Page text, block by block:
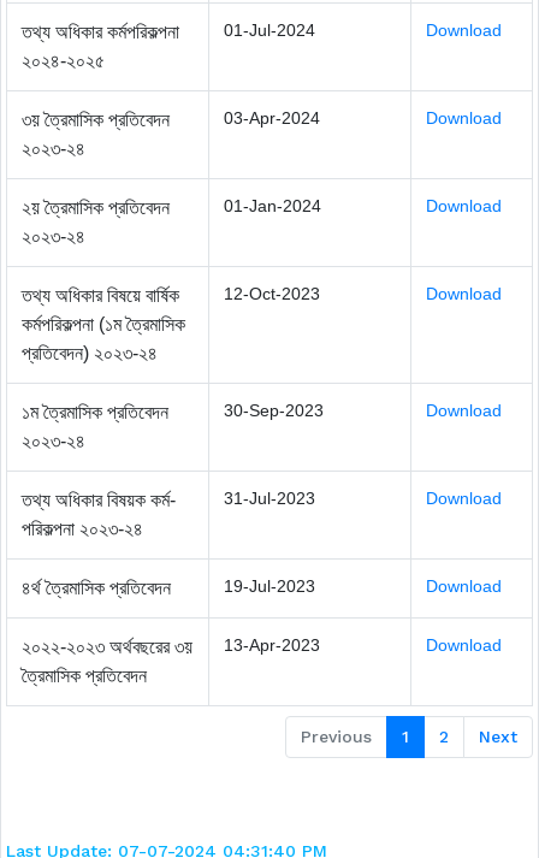
তথ্য অধিকার কর্মপরিকল্পনা
২০২৪-২০২৫
01-Jul-2024 Download
৩য় ত্রৈমাসিক প্রতিবেদন
২০২৩-২৪
03-Apr-2024 Download
২য় ত্রৈমাসিক প্রতিবেদন
২০২৩-২৪
01-Jan-2024 Download
তথ্য অধিকার বিষয়ে বার্ষিক
কর্মপরিকল্পনা (১ম ত্রৈমাসিক
প্রতিবেদন) ২০২৩-২৪
12-Oct-2023 Download
১ম ত্রৈমাসিক প্রতিবেদন
২০২৩-২৪
30-Sep-2023 Download
তথ্য অধিকার বিষয়ক কর্ম-
পরিকল্পনা ২০২৩-২৪
31-Jul-2023 Download
৪র্থ ত্রৈমাসিক প্রতিবেদন 19-Jul-2023 Download
২০২২-২০২৩ অর্থবছরের ৩য়
ত্রৈমাসিক প্রতিবেদন
13-Apr-2023 Download
Previous 1 2 Next
Last Update: 07-07-2024 04:31:40 PM